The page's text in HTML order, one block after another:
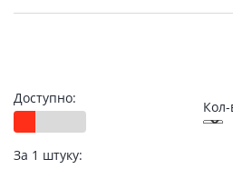
Доступно:
Кол-
За 1 штуку: